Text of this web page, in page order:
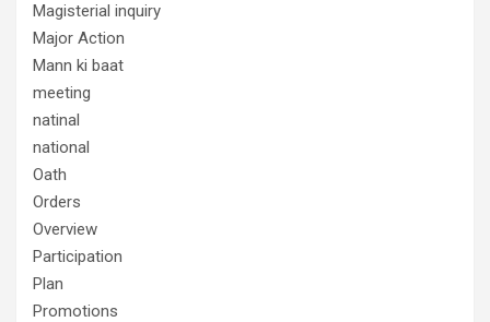
Magisterial inquiry
Major Action
Mann ki baat
meeting
natinal
national
Oath
Orders
Overview
Participation
Plan
Promotions